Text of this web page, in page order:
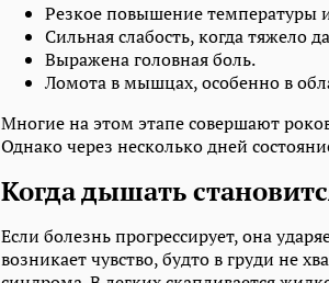
Резкое повышение температуры
Сильная слабость, когда тяжело
Выражена головная боль.
Ломота в мышцах, особенно в
Многие на этом этапе совершают
Однако через несколько дней
Когда дышать
Если болезнь прогрессирует, она
возникает чувство, будто в груди не